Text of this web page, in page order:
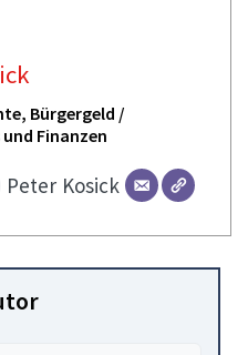
Bürgergeld /
Finanzen
Peter Kosick